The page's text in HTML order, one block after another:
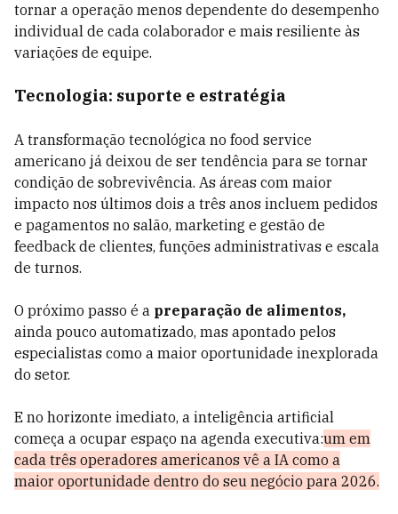
tornar a operação menos dependente do desempenho
individual de cada colaborador e mais resiliente às
variações de equipe.
Tecnologia: suporte e estratégia
A transformação tecnológica no food service
americano já deixou de ser tendência para se tornar
condição de sobrevivência. As áreas com maior
impacto nos últimos dois a três anos incluem pedidos
e pagamentos no salão, marketing e gestão de
feedback de clientes, funções administrativas e escala
de turnos.
O próximo passo é a preparação de alimentos,
ainda pouco automatizado, mas apontado pelos
especialistas como a maior oportunidade inexplorada
do setor.
E no horizonte imediato, a inteligência artificial
começa a ocupar espaço na agenda executiva:um em
cada três operadores americanos vê a IA como a
maior oportunidade dentro do seu negócio para 2026.